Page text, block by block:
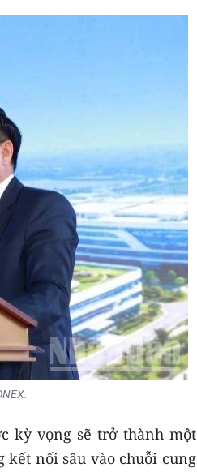
kỳ vọng sẽ trở thành một
nối sâu vào chuỗi cung